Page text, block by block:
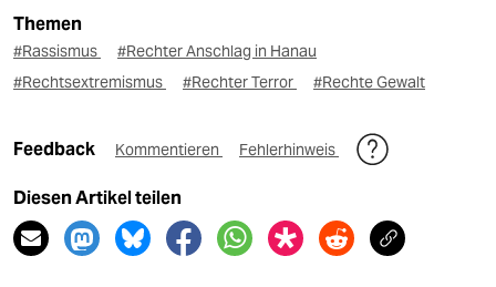
Themen
#Rassismus
#Rechter Anschlag in Hanau
#Rechtsextremismus
#Rechter Terror #Rechte Gewalt
Feedback Kommentieren Fehlerhinweis
Diesen Artikel teilen